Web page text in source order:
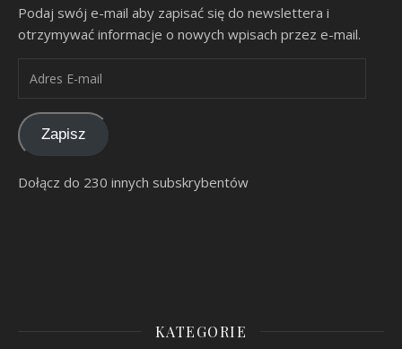
Podaj swój e-mail aby zapisać się do newslettera i
otrzymywać informacje o nowych wpisach przez e-mail.
Zapisz
Dołącz do 230 innych subskrybentów
KATEGORIE